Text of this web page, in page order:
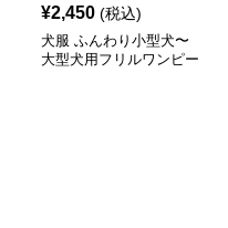
¥2,450 (税込)
犬服 ふんわり小型犬〜
大型犬用フリルワンピー